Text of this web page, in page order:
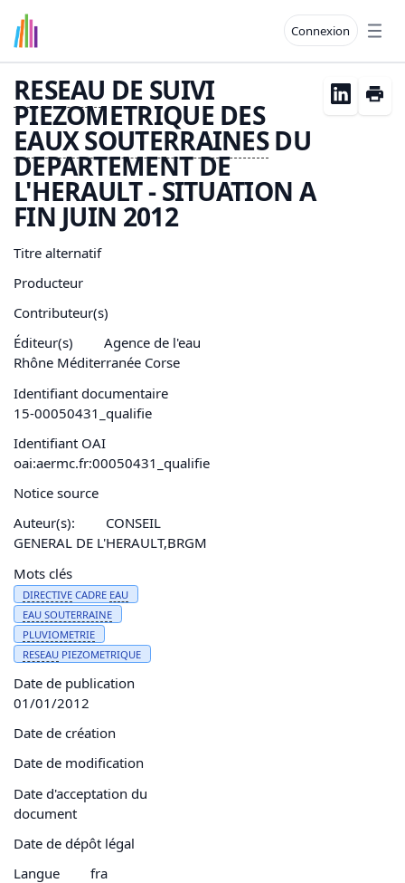
Connexion
RESEAU DE SUIVI
PIEZOMETRIQUE DES
EAUX SOUTERRAINESDU
DEPARTEMENT DE
L'HERAULT - SITUATION A
FIN JUIN 2012
Titre alternatif
Producteur
Contributeur(s)
Éditeur(s)
Agence de l'eau
Rhône Méditerranée Corse
Identifiant documentaire
15-00050431_qualifie
Identifiant OAI
oai:aermc.fr:00050431_qualifie
Notice source
Auteur(s):
CONSEIL
GENERAL DE L'HERAULT,BRGM
Mots clés
DIRECTIVE CADRE EAU
EAU SOUTERRAINE
PLUVIOMETRIE
RESEAU PIEZOMETRIQUE
Date de publication
01/01/2012
Date de création
Date de modification
Date d'acceptation du
document
Date de dépôt légal
Langue
fra